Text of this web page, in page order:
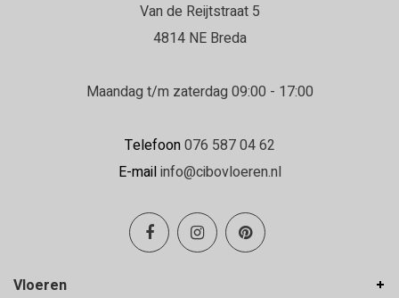
Van de Reijtstraat 5
4814 NE Breda
Maandag t/m zaterdag 09:00 - 17:00
Telefoon076 587 04 62
E-mailinfo@cibovloeren.nl
Vloeren